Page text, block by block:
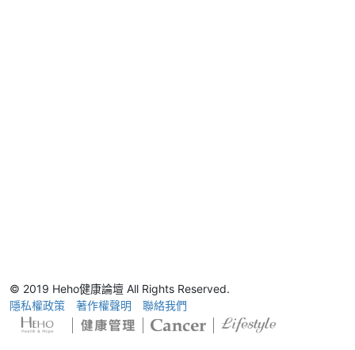
© 2019 Heho健康論壇 All Rights Reserved.
隱私權政策
著作權聲明 聯絡我們